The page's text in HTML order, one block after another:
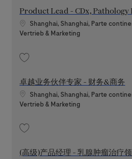
Product Lead - CDx, Pathology
Standort
Shanghai, Shanghai, Parte
Kategorie
Vertrieb & Marketing
卓越业务伙伴专家 - 财务&商务
Standort
Shanghai, Shanghai, Parte
Kategorie
Vertrieb & Marketing
(高级)产品经理 - 乳腺肿瘤治疗